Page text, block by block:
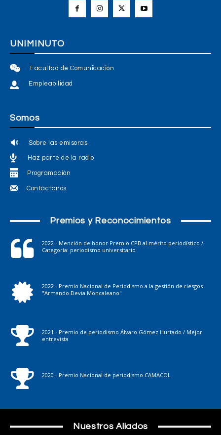
UNIMINUTO
Facultad de Comunicación
Empleabilidad
Somos
Sobre las emisoras
Haz parte de la radio
Programación
Contáctanos
Premios y Reconocimientos
2022 - Mención de honor Premio CPB al mérito periodístico /
Categoría: periodismo universitario
2022 - Premio Nacional de Periodismo a la gestión de riesgos
"Armando Devia Moncaleano"
2021 - Premio de periodismo Álvaro Gómez Hurtado / Mejor
entrevista
2020 - Premio Nacional de periodismo CAMACOL
Nuestros Aliados